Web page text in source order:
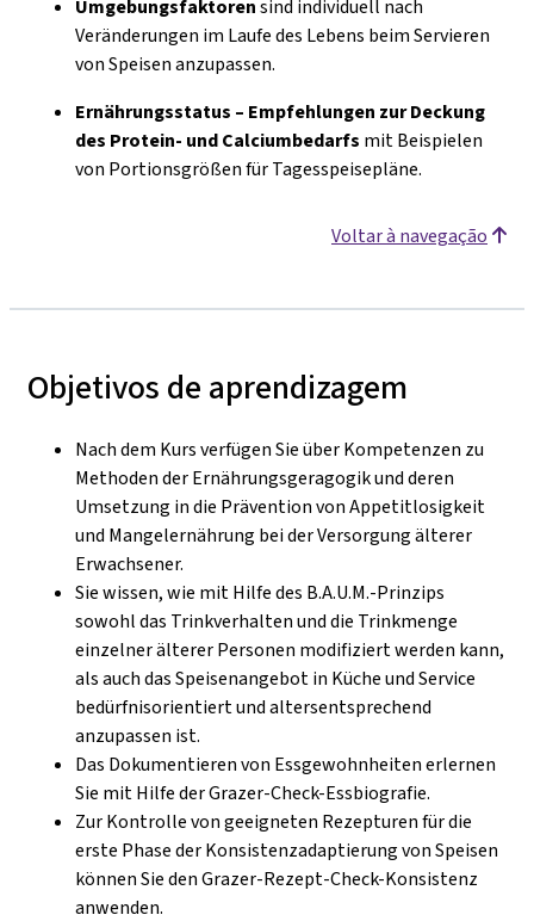
Umgebungsfaktorensind individuell nach
Veränderungen im Laufe des Lebens beim Servieren
von Speisen anzupassen.
Ernährungsstatus – Empfehlungen zur Deckung
des Protein- und Calciumbedarfs mit Beispielen
von Portionsgrößen für Tagesspeisepläne.
Voltar à navegação
Objetivos de aprendizagem
Nach dem Kurs verfügen Sie über Kompetenzen zu
Methoden der Ernährungsgeragogik und deren
Umsetzung in die Prävention von Appetitlosigkeit
und Mangelernährung bei der Versorgung älterer
Erwachsener.
Sie wissen, wie mit Hilfe des B.A.U.M.-Prinzips
sowohl das Trinkverhalten und die Trinkmenge
einzelner älterer Personen modifiziert werden kann,
als auch das Speisenangebot in Küche und Service
bedürfnisorientiert und altersentsprechend
anzupassen ist.
Das Dokumentieren von Essgewohnheiten erlernen
Sie mit Hilfe der Grazer-Check-Essbiografie.
Zur Kontrolle von geeigneten Rezepturen für die
erste Phase der Konsistenzadaptierung von Speisen
können Sie den Grazer-Rezept-Check-Konsistenz
anwenden.